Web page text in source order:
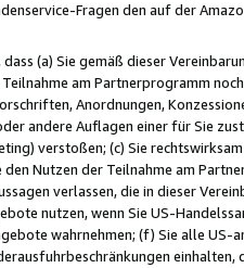
Fragen den auf der
(a) Sie gemäß dieser
am Partnerprogramm
Anordnungen,
andere Auflagen einer für Sie
verstoßen; (c) Sie
Nutzen der Teilnahme am
verlassen, die in dieser
nutzen, wenn Sie US-
wahrnehmen; (f) Sie alle